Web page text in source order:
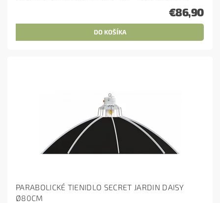
€86,90
PARABOLICKÉ TIENIDLO SECRET JARDIN DAISY
Ø80CM